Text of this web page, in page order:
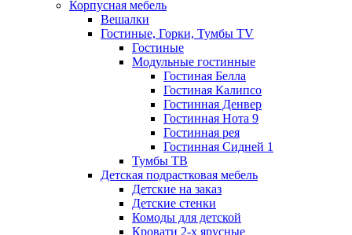
Корпусная мебель
Вешалки
Гостиные, Горки, Тумбы TV
Гостиные
Модульные гостинные
Гостиная Белла
Гостиная Калипсо
Гостинная Денвер
Гостинная Нота 9
Гостинная рея
Гостинная Сидней 1
Тумбы ТВ
Детская подрастковая мебель
Детские на заказ
Детские стенки
Комоды для детской
Кровати 2-х ярусные